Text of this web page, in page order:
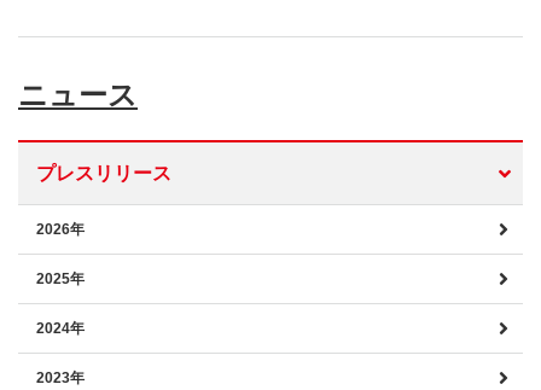
ニュース
プレスリリース
2026年
2025年
2024年
2023年